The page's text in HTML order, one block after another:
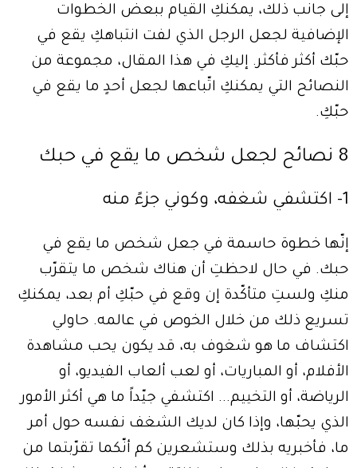
إلى جانب ذلك، يمكنكِ القيام ببعض الخطوات
الإضافية لجعل الرجل الذي لفت انتباهكِ يقع في
حبّك أكثر فأكثر. إليكِ في هذا المقال، مجموعة من
النصائح التي يمكنكِ اتّباعها لجعل أحدٍ ما يقع في
حبّكِ.
8 نصائح لجعل شخص ما يقع في حبك
1- اكتشفي شغفه، وكوني جزءً منه
إنّها خطوة حاسمة في جعل شخص ما يقع في
حبك. في حال لاحظتِ أن هناك شخص ما يتقرّب
منكِ ولستِ متأكّدة إن وقع في حبّكِ أم بعد، يمكنكِ
تسريع ذلك من خلال الخوص في عالمه. حاولي
اكتشاف ما هو شغوف به، قد يكون يحب مشاهدة
الأفلام، أو المباريات، أو لعب ألعاب الفيديو، أو
الرياضة، أو التخييم... اكتشفي جيّداً ما هي أكثر الأمور
الذي يحبّها، وإذا كان لديك الشغف نفسه حول أمر
ما، فأخبريه بذلك وستشعرين كم أنّكما تقرّبتما من